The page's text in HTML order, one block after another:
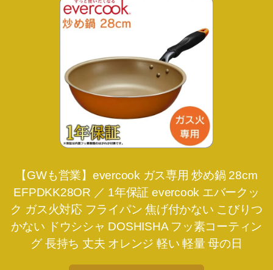
【GWも営業】evercook ガス専用 炒め鍋 28cm
EFPDKK28OR ／ 1年保証 evercook エバークッ
ク ガス火対応 フライパン 焦げ付かない こびりつ
かない ドウシシャ DOSHISHA フッ素コーティン
グ 長持ち 丈夫 オレンジ 軽い 軽量 母の日